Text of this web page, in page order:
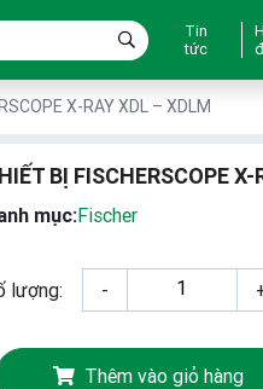
Tin
tức
X-RAY XDL – XDLM
BỊ FISCHERSCOPE X-
mục:Fischer
lượng: -
Thêm vào giỏ hàng